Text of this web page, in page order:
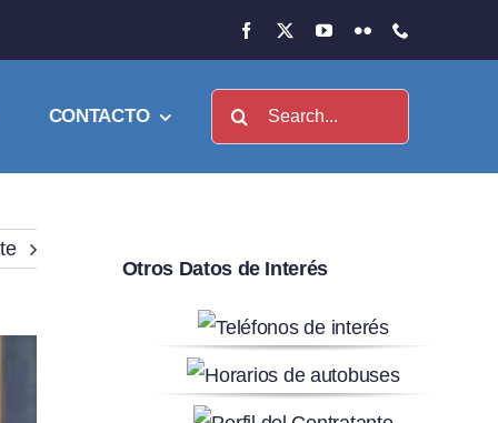
CONTACTO Buscar:
Otros Datos de Interés